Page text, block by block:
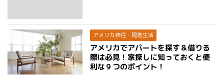
アメリカ移住・現地生活
アメリカでアパートを探す＆借りる
際は必見！家探しに知っておくと便
利な９つのポイント！